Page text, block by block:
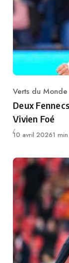
Category
Verts du Monde
Deux
Vivien Foé
Publié
10 avril 20261